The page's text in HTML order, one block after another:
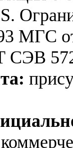
МГС
СЭВ